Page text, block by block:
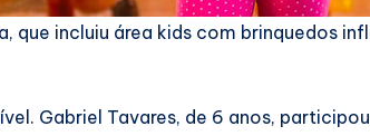
incluiu área kids com brinquedos
Gabriel Tavares, de 6 anos,